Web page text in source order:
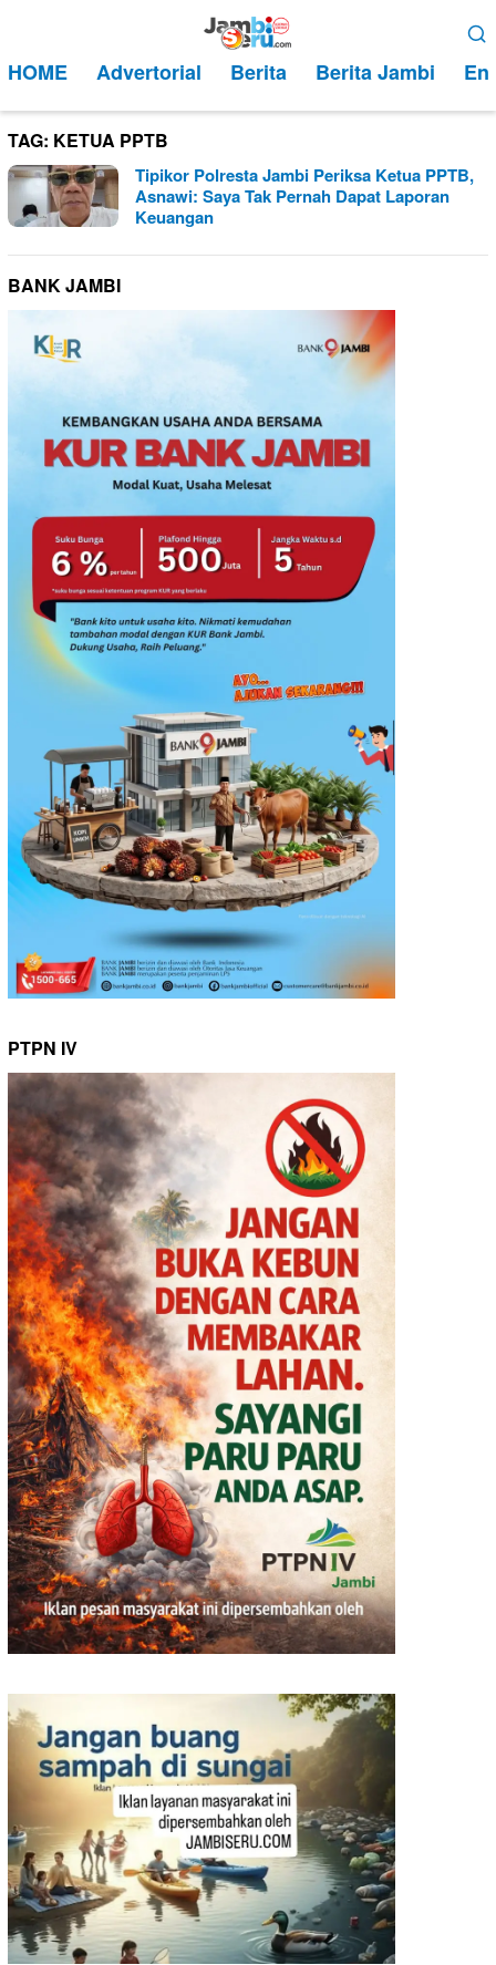
kontenMobile
HOME Advertorial Berita Berita Jambi
TAG: KETUA PPTB
Tipikor Polresta Jambi Periksa Ketua PPTB,
Asnawi: Saya Tak Pernah Dapat Laporan
Keuangan
BANK JAMBI
PTPN IV